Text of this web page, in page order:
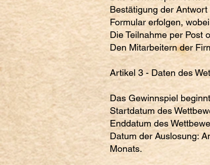
Bestätigung der
Formular erfolgen,
Die Teilnahme per Post
Den Mitarbeitern der
Artikel 3 - Daten des
Das Gewinnspiel
Startdatum des
Enddatum des
Datum der Auslosung:
Monats.